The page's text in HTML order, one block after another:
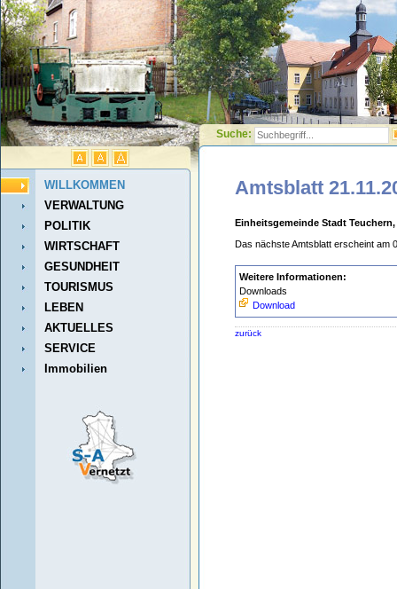
Suche:
WILLKOMMEN
VERWALTUNG
POLITIK
WIRTSCHAFT
GESUNDHEIT
TOURISMUS
LEBEN
AKTUELLES
SERVICE
Immobilien
Amtsblatt
Einheitsgemeinde Stadt Teuchern,
Das nächste Amtsblatt erscheint am
Weitere Informationen:
Downloads
Download
zurück